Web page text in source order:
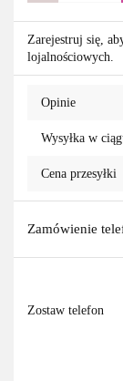
Zarejestruj się,
lojalnościowych.
Opinie
Wysyłka w
Cena przesyłki
Zamówienie
Zostaw telefon